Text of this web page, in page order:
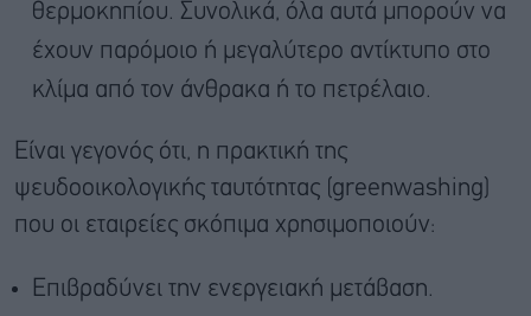
θερμοκηπίου. Συνολικά, όλα αυτά μπορούν να
έχουν παρόμοιο ή μεγαλύτερο αντίκτυπο στο
κλίμα από τον άνθρακα ή το πετρέλαιο.
Είναι γεγονός ότι, η πρακτική της
ψευδοοικολογικής ταυτότητας (greenwashing)
που οι εταιρείες σκόπιμα χρησιμοποιούν:
Επιβραδύνει την ενεργειακή μετάβαση.